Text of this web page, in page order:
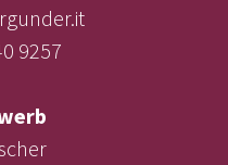
9257